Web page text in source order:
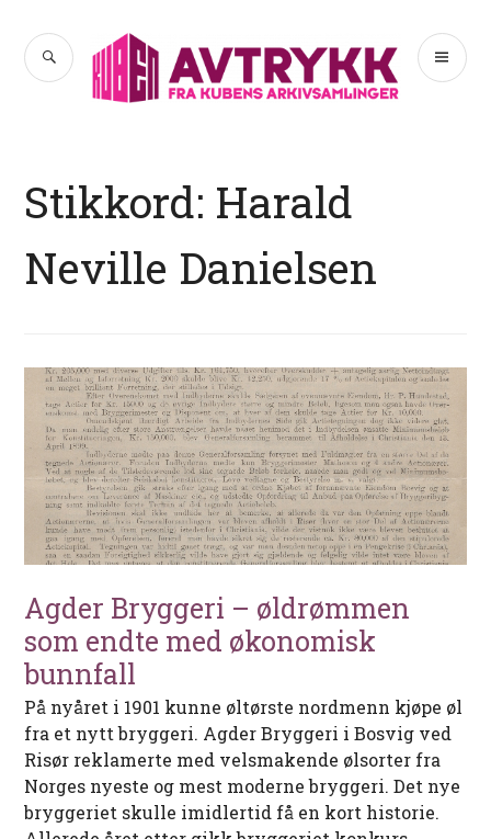
innhold
Avtrykk
SØK
Stikkord: Harald
Neville Danielsen
Agder Bryggeri – øldrømmen
som endte med økonomisk
bunnfall
På nyåret i 1901 kunne øltørste nordmenn kjøpe øl
fra et nytt bryggeri. Agder Bryggeri i Bosvig ved
Risør reklamerte med velsmakende ølsorter fra
Norges nyeste og mest moderne bryggeri. Det nye
bryggeriet skulle imidlertid få en kort historie.